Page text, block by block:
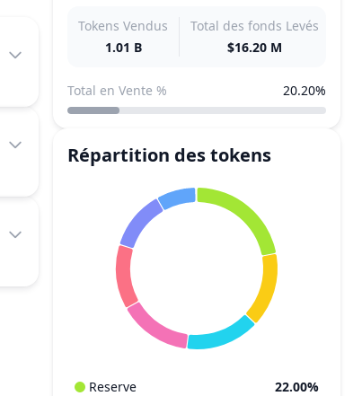
Tokens Vendus
1.01 B
Total des fonds Levés
$16.20 M
Total en Vente % 20.20%
Répartition des tokens
Reserve
22.00%